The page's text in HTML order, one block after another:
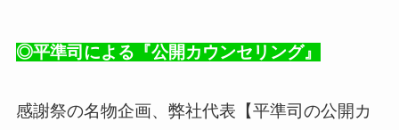
◎平準司による『公開カウンセリング』
感謝祭の名物企画、弊社代表【平準司の公開カ